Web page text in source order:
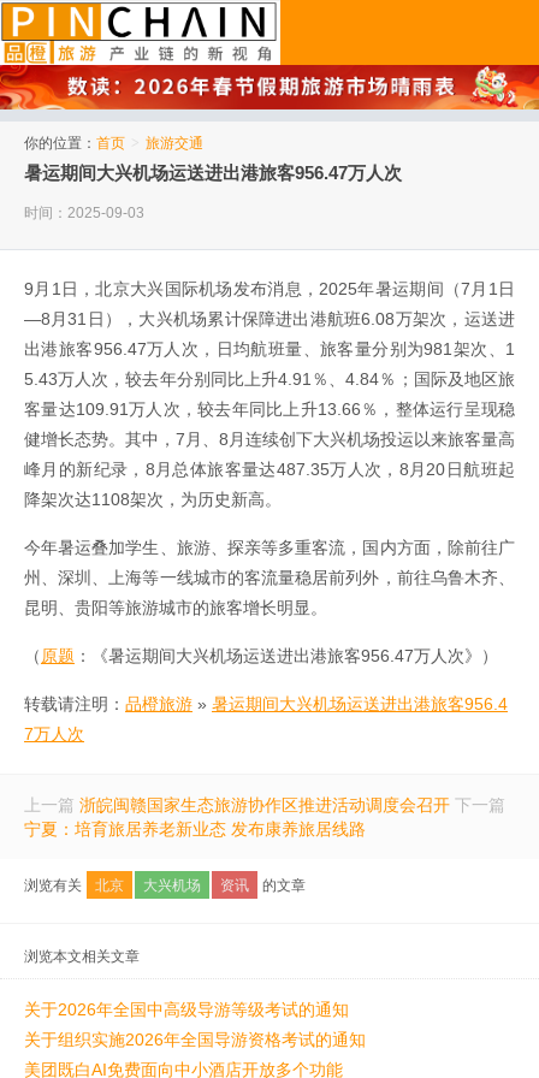
你的位置： 首页 > 旅游交通
暑运期间大兴机场运送进出港旅客956.47万人次
时间：2025-09-03
9月1日，北京大兴国际机场发布消息，2025年暑运期间（7月1日
—8月31日），大兴机场累计保障进出港航班6.08万架次，运送进
出港旅客956.47万人次，日均航班量、旅客量分别为981架次、1
5.43万人次，较去年分别同比上升4.91％、4.84％；国际及地区旅
客量达109.91万人次，较去年同比上升13.66％，整体运行呈现稳
健增长态势。其中，7月、8月连续创下大兴机场投运以来旅客量高
峰月的新纪录，8月总体旅客量达487.35万人次，8月20日航班起
降架次达1108架次，为历史新高。
今年暑运叠加学生、旅游、探亲等多重客流，国内方面，除前往广
州、深圳、上海等一线城市的客流量稳居前列外，前往乌鲁木齐、
昆明、贵阳等旅游城市的旅客增长明显。
（原题 ：《暑运期间大兴机场运送进出港旅客956.47万人次》）
转载请注明： 品橙旅游 » 暑运期间大兴机场运送进出港旅客956.4
7万人次
上一篇 浙皖闽赣国家生态旅游协作区推进活动调度会召开 下一篇
宁夏：培育旅居养老新业态 发布康养旅居线路
浏览有关 北京 大兴机场 资讯 的文章
浏览本文相关文章
关于2026年全国中高级导游等级考试的通知
关于组织实施2026年全国导游资格考试的通知
美团既白AI免费面向中小酒店开放多个功能